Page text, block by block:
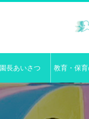
園長あいさつ 教育・保